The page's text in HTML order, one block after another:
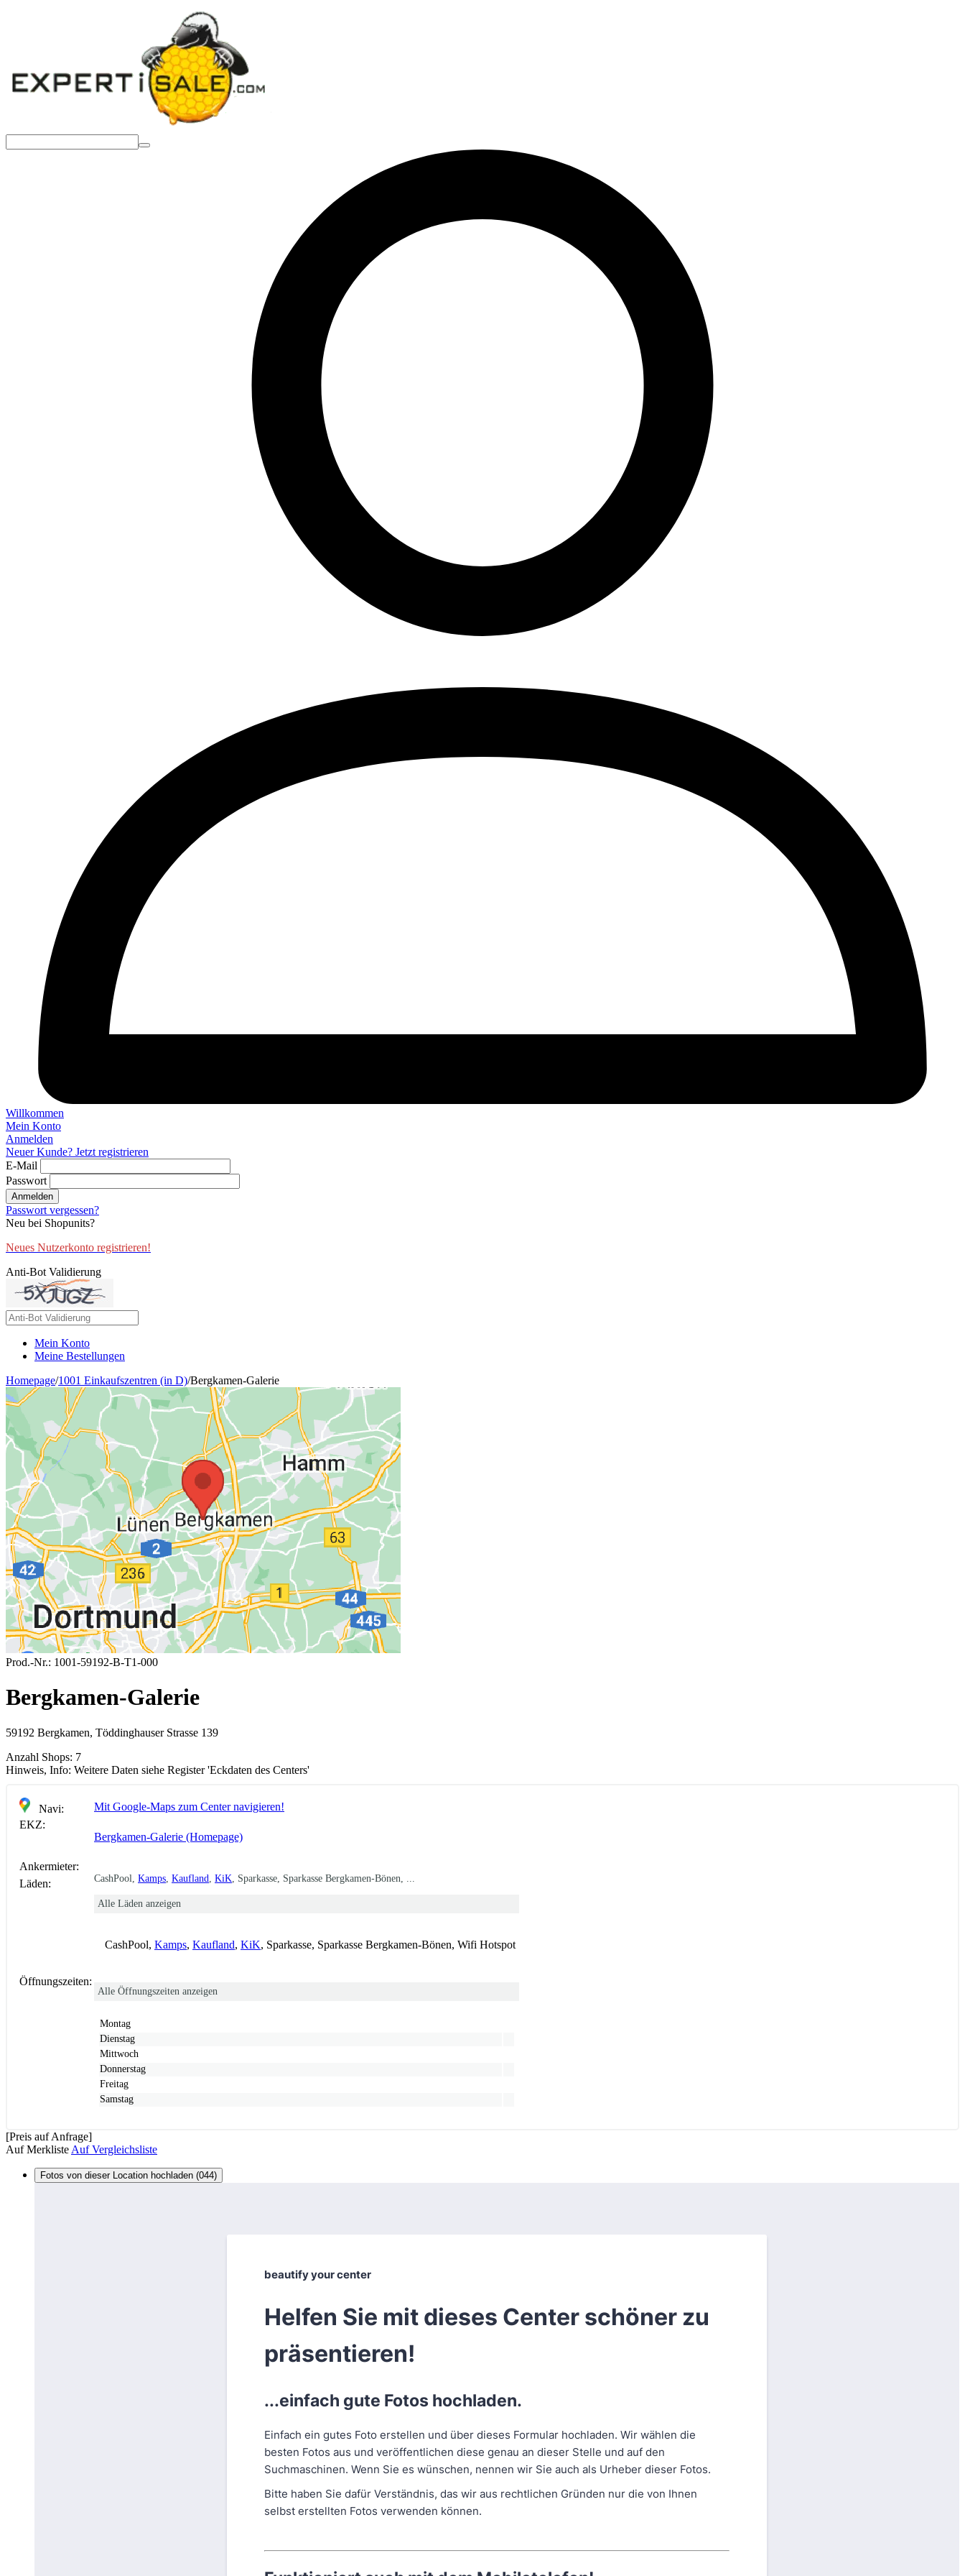
Willkommen
Mein Konto
Anmelden
Neuer Kunde? Jetzt registrieren
E-Mail
Passwort
Anmelden
Passwort vergessen?
Neu bei Shopunits?
Neues Nutzerkonto registrieren!
Anti-Bot Validierung
Mein Konto
Meine Bestellungen
Homepage/1001 Einkaufszentren (in D)/Bergkamen-Galerie
Prod.-Nr.: 1001-59192-B-T1-000
Bergkamen-Galerie
59192 Bergkamen, Töddinghauser Strasse 139
Anzahl Shops: 7
Hinweis, Info: Weitere Daten siehe Register 'Eckdaten des Centers'
Navi:
Mit Google-Maps zum Center navigieren!
EKZ:
Bergkamen-Galerie (Homepage)
Ankermieter:
Läden:
CashPool, Kamps Kaufland KiK , Sparkasse, Sparkasse Bergkamen-Bönen, ...
Alle Läden anzeigen
CashPool, Kamps, Kaufland, KiK, Sparkasse, Sparkasse Bergkamen-Bönen, Wifi Hotspot
Öffnungszeiten:
Alle Öffnungszeiten anzeigen
Montag
Dienstag
Mittwoch
Donnerstag
Freitag
Samstag
[Preis auf Anfrage]
Auf Merkliste Auf Vergleichsliste
Fotos von dieser Location hochladen (044)